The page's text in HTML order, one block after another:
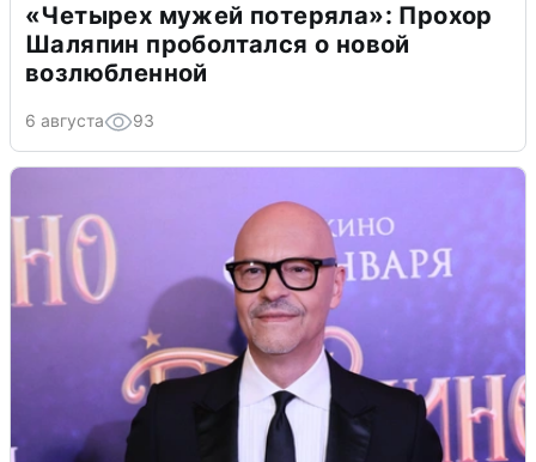
«Четырех мужей потеряла»: Прохор
Шаляпин проболтался о новой
возлюбленной
6 августа 93